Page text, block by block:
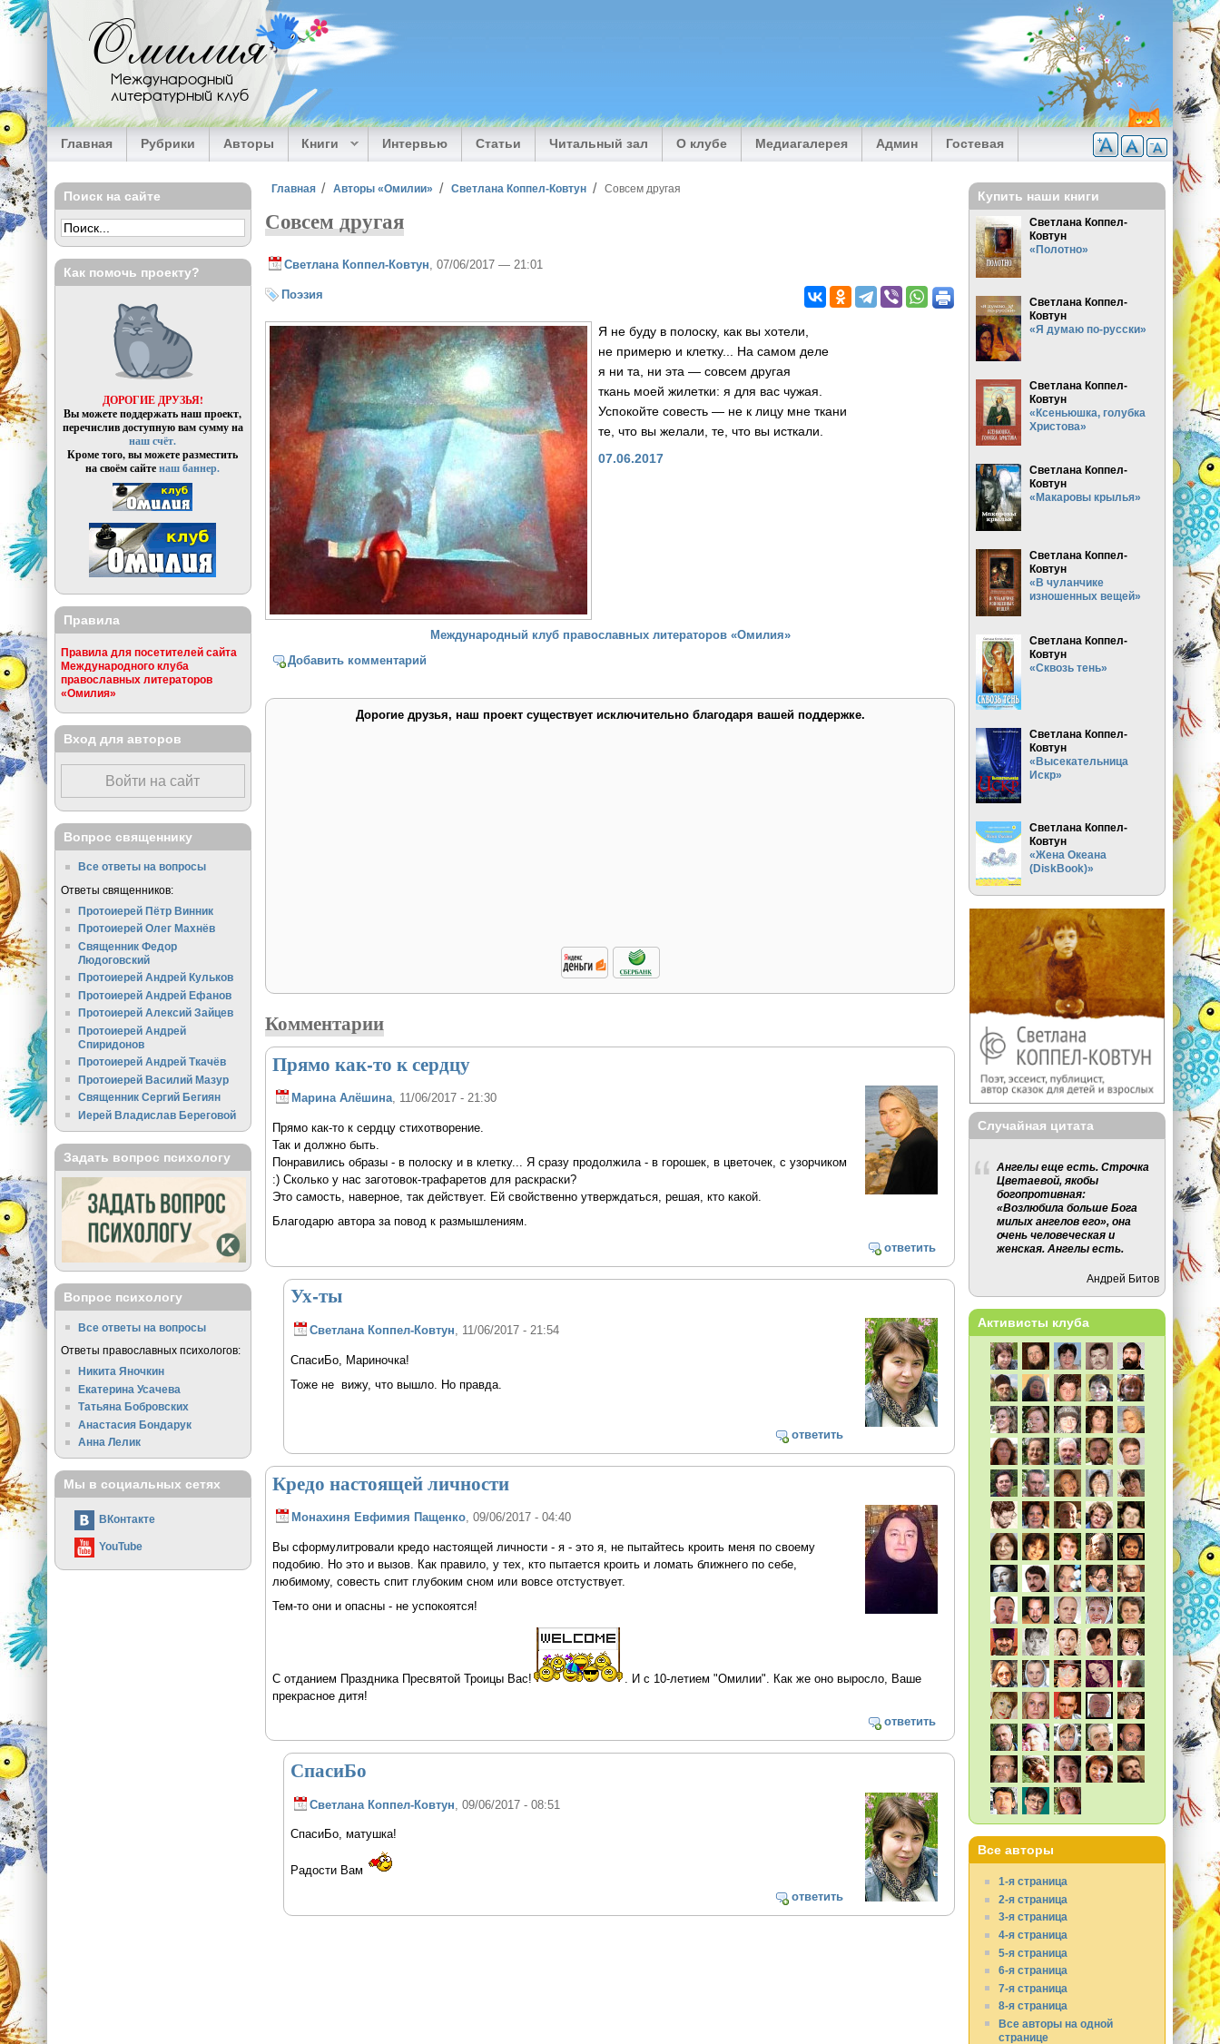
Перейти к основному содержанию
Омилия
Международный
литературный клуб
Главная Рубрики Авторы Книги Интервью Статьи Читальный зал О клубе Медиагалерея Админ Гостевая
Вы здесь
Главная Авторы «Омилии» Светлана Коппел-Ковтун Совсем другая
Совсем другая
Светлана Коппел-Ковтун , 07/06/2017 — 21:01
Поэзия
Я не буду в полоску, как вы хотели,
не примерю и клетку... На самом деле
я ни та, ни эта — совсем другая
ткань моей жилетки: я для вас чужая.
Успокойте совесть — не к лицу мне ткани
те, что вы желали, те, что вы исткали.
07.06.2017
Международный клуб православных литераторов «Омилия»
Добавить комментарий
Дорогие друзья, наш проект существует исключительно благодаря вашей поддержке.
Комментарии
Прямо как-то к сердцу
Марина Алёшина, 11/06/2017 - 21:30
Прямо как-то к сердцу стихотворение.
Так и должно быть.
Понравились образы - в полоску и в клетку... Я сразу продолжила - в горошек, в цветочек, с узорчиком
:) Сколько у нас заготовок-трафаретов для раскраски?
Это самость, наверное, так действует. Ей свойственно утверждаться, решая, кто какой.
Благодарю автора за повод к размышлениям.
ответить
Ух-ты
Светлана Коппел-Ковтун, 11/06/2017 - 21:54
СпасиБо, Мариночка!
Тоже не вижу, что вышло. Но правда.
ответить
Кредо настоящей личности
Монахиня Евфимия Пащенко, 09/06/2017 - 04:40
Вы сформулитровали кредо настоящей личности - я - это я, не пытайтесь кроить меня по своему
подобию. Но это и вызов. Как правило, у тех, кто пытается кроить и ломать ближнего по себе,
любимому, совесть спит глубоким сном или вовсе отстуствует.
Тем-то они и опасны - не успокоятся!
С отданием Праздника Пресвятой Троицы Вас!
. И с 10-летием "Омилии". Как же оно выросло, Ваше
прекрасное дитя!
ответить
СпасиБо
Светлана Коппел-Ковтун , 09/06/2017 - 08:51
СпасиБо, матушка!
Радости Вам
ответить
Поиск на сайте
Как помочь проекту?
ДОРОГИЕ ДРУЗЬЯ!
Вы можете поддержать наш проект,
перечислив доступную вам сумму на
наш счёт.
Кроме того, вы можете разместить
на своём сайтенаш баннер.
Правила
Правила для посетителей сайта
Международного клуба
православных литераторов
«Омилия»
Вход для авторов
Войти на сайт
Вопрос священнику
Все ответы на вопросы
Ответы священников:
Протоиерей Пётр Винник
Протоиерей Олег Махнёв
Священник Федор
Людоговский
Протоиерей Андрей Кульков
Протоиерей Андрей Ефанов
Протоиерей Алексий Зайцев
Протоиерей Андрей
Спиридонов
Протоиерей Андрей Ткачёв
Протоиерей Василий Мазур
Священник Сергий Бегиян
Иерей Владислав Береговой
Задать вопрос психологу
Вопрос психологу
Все ответы на вопросы
Ответы православных психологов:
Никита Яночкин
Екатерина Усачева
Татьяна Бобровских
Анастасия Бондарук
Анна Лелик
Мы в социальных сетях
ВКонтакте
YouTube
Купить наши книги
Светлана Коппел-
Ковтун
«Полотно»
Светлана Коппел-
Ковтун
«Я думаю по-русски»
Светлана Коппел-
Ковтун
«Ксеньюшка, голубка
Христова»
Светлана Коппел-
Ковтун
«Макаровы крылья»
Светлана Коппел-
Ковтун
«В чуланчике
изношенных вещей»
Светлана Коппел-
Ковтун
«Сквозь тень»
Светлана Коппел-
Ковтун
«Высекательница
Искр»
Светлана Коппел-
Ковтун
«Жена Океана
(DiskBook)»
Случайная цитата
Ангелы еще есть. Строчка
Цветаевой, якобы
богопротивная:
«Возлюбила больше Бога
милых ангелов его», она
очень человеческая и
женская. Ангелы есть.
Андрей Битов
Активисты клуба
Все авторы
1-я страница
2-я страница
3-я страница
4-я страница
5-я страница
6-я страница
7-я страница
8-я страница
Все авторы на одной
странице